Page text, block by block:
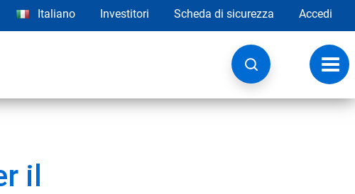
Italiano Investitori Scheda di sicurezza Accedi
il